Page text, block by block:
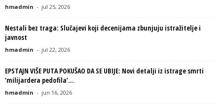
hmadmin - jul 25, 2026
Nestali bez traga: Slučajevi koji decenijama zbunjuju istražitelje i
javnost
hmadmin - jul 22, 2026
EPSTAJN VIŠE PUTA POKUŠAO DA SE UBIJE: Novi detalji iz istrage smrti
‘milijardera pedofila’...
hmadmin - jun 16, 2026